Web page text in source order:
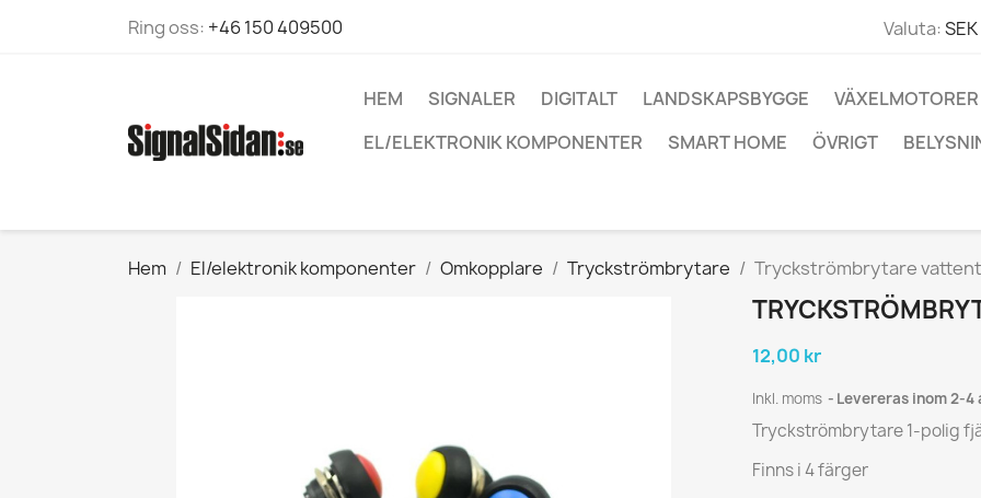
Ring oss: +46 150 409500 Valuta:
HEM SIGNALER DIGITALT LANDSKAPSBYGGE VÄXELMOTORER
EL/ELEKTRONIK KOMPONENTER
SMART HOME ÖVRIGT
Hem El/elektronik komponenter Omkopplare Tryckströmbrytare Tryckströmbrytare
12,00 kr
Inkl. moms Levereras inom 2-
Tryckströmbrytare 1-polig
Finns i 4 färger